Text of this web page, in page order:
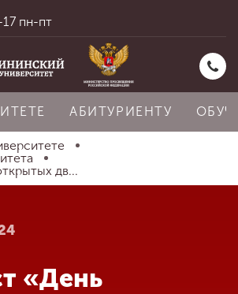
пн-пт
АБИТУРИЕНТУ
дв...
«День